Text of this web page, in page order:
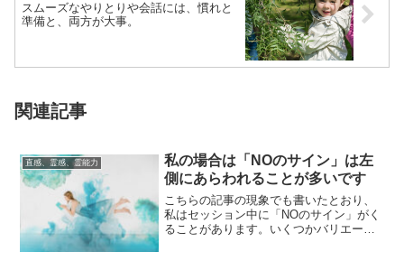
スムーズなやりとりや会話には、慣れと
準備と、両方が大事。
関連記事
直感、霊感、霊能力
私の場合は「NOのサイン」は左
側にあらわれることが多いです
こちらの記事の現象でも書いたとおり、
私はセッション中に「NOのサイン」がく
ることがあります。いくつかバリエーシ